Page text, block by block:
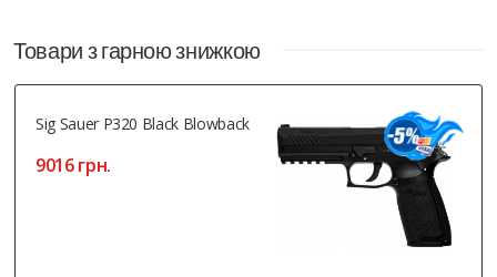
Товари з гарною знижкою
Sig Sauer P320 Black Blowback
9016 грн.